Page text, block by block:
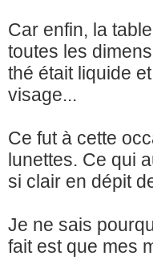
Car enfin, la
toutes les
thé était liquide
visage...
Ce fut à cette
lunettes. Ce qui
si clair en dépit
Je ne sais
fait est que mes